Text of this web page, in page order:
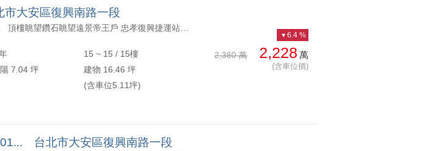
大安區復興南路一段
15 ~ 15 / 15樓
7.04 坪
建物 16.46 坪
(含車位5.11坪)
2,380 萬 2,228 萬
(含車位價)
6.4 %
台北市大安區復興南路一段